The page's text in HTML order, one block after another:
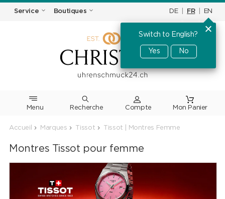
Service Boutiques DE FR EN
Switch to English?
Yes No
Menu Recherche
Accueil Marques Tissot Tissot | Montres Femme
Montres Tissot pour femme